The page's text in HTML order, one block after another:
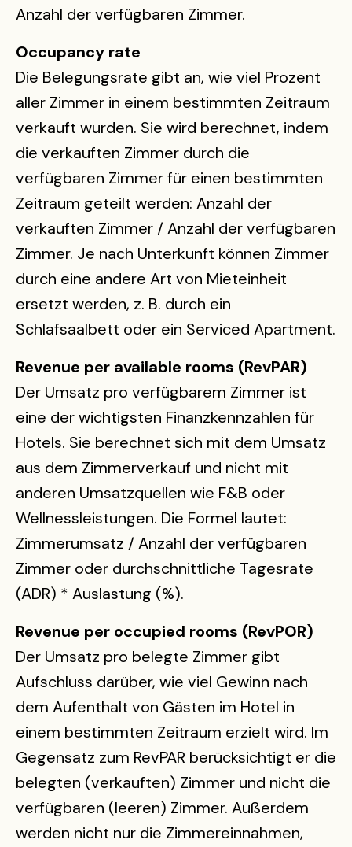
Anzahl der verfügbaren Zimmer.
Occupancy rate
Die Belegungsrate gibt an, wie viel Prozent
aller Zimmer in einem bestimmten Zeitraum
verkauft wurden. Sie wird berechnet, indem
die verkauften Zimmer durch die
verfügbaren Zimmer für einen bestimmten
Zeitraum geteilt werden: Anzahl der
verkauften Zimmer / Anzahl der verfügbaren
Zimmer. Je nach Unterkunft können Zimmer
durch eine andere Art von Mieteinheit
ersetzt werden, z. B. durch ein
Schlafsaalbett oder ein Serviced Apartment.
Revenue per available rooms (RevPAR)
Der Umsatz pro verfügbarem Zimmer ist
eine der wichtigsten Finanzkennzahlen für
Hotels. Sie berechnet sich mit dem Umsatz
aus dem Zimmerverkauf und nicht mit
anderen Umsatzquellen wie F&B oder
Wellnessleistungen. Die Formel lautet:
Zimmerumsatz / Anzahl der verfügbaren
Zimmer oder durchschnittliche Tagesrate
(ADR) * Auslastung (%).
Revenue per occupied rooms (RevPOR)
Der Umsatz pro belegte Zimmer gibt
Aufschluss darüber, wie viel Gewinn nach
dem Aufenthalt von Gästen im Hotel in
einem bestimmten Zeitraum erzielt wird. Im
Gegensatz zum RevPAR berücksichtigt er die
belegten (verkauften) Zimmer und nicht die
verfügbaren (leeren) Zimmer. Außerdem
werden nicht nur die Zimmereinnahmen,